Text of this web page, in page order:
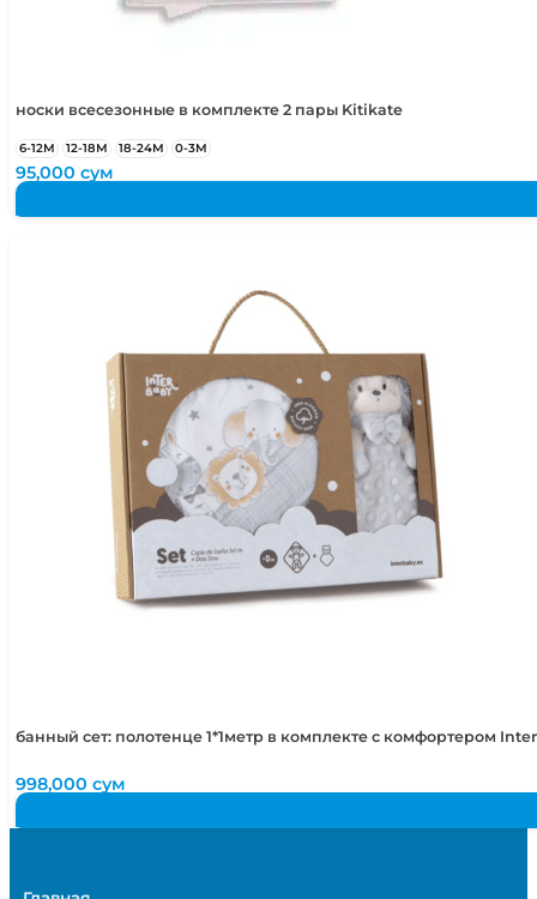
носки всесезонные в комплекте 2 пары Kitikate
6-12М 12-18М 18-24М 0-3М
95,000сум
банный сет: полотенце 1*1метр в комплекте с комфортером
998,000сум